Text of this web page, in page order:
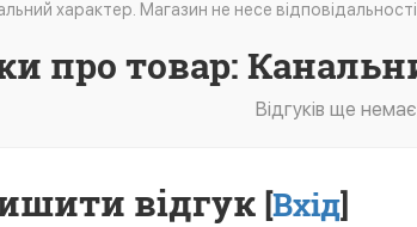
характер. Магазин не несе
про товар:
Відгуків ще
відгук [Вхід]